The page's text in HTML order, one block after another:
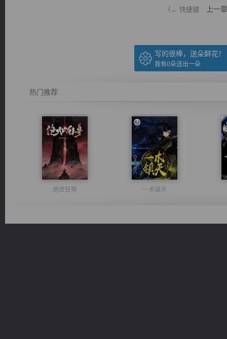
（← 快捷键 上一章
写的很棒，送朵鲜花！
我有0朵送出一朵
热门推荐
绝世狂尊 一术镇天